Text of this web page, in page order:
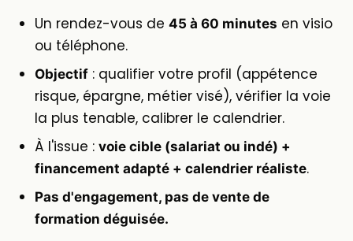
Un rendez-vous de 45 à 60 minutes en visio
ou téléphone.
Objectif : qualifier votre profil (appétence
risque, épargne, métier visé), vérifier la voie
la plus tenable, calibrer le calendrier.
À l'issue : voie cible (salariat ou indé) +
financement adapté + calendrier réaliste.
Pas d'engagement, pas de vente de
formation déguisée.